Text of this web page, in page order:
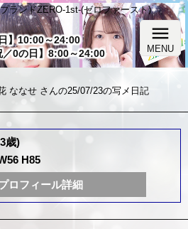
ランドZERO-1st-(ゼロファースト)
日】10:00～24:00
／0の日】8:00～24:00
menu
MENU
ななせ さんの25/07/23の写メ日記
歳)
H85
ロフィール詳細